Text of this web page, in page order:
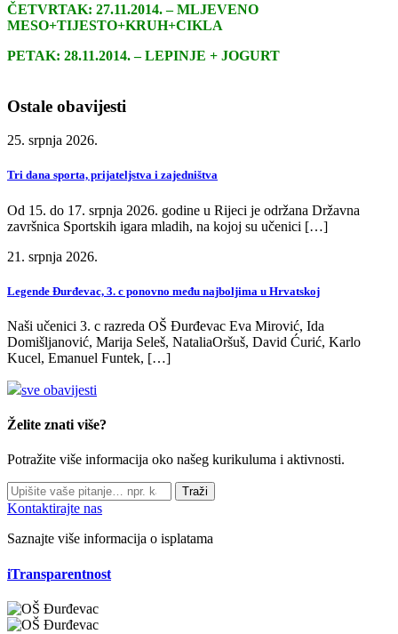
ČETVRTAK: 27.11.2014. – MLJEVENO
MESO+TIJESTO+KRUH+CIKLA
PETAK: 28.11.2014. – LEPINJE + JOGURT
Ostale obavijesti
25. srpnja 2026.
Tri dana sporta, prijateljstva i zajedništva
Od 15. do 17. srpnja 2026. godine u Rijeci je održana Državna
završnica Sportskih igara mladih, na kojoj su učenici […]
21. srpnja 2026.
Legende Đurđevac, 3. c ponovno među najboljima u Hrvatskoj
Naši učenici 3. c razreda OŠ Đurđevac Eva Mirović, Ida
Domišljanović, Marija Seleš, NataliaOršuš, David Ćurić, Karlo
Kucel, Emanuel Funtek, […]
sve obavijesti
Želite znati više?
Potražite više informacija oko našeg kurikuluma i aktivnosti.
Traži
Kontaktirajte nas
Saznajte više informacija o isplatama
iTransparentnost